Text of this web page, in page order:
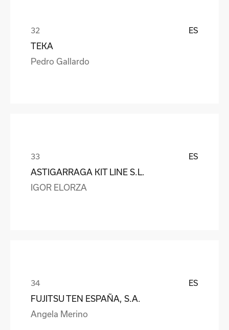
ES
TEKA
Pedro Gallardo
ES
ASTIGARRAGA KIT LINE S.L.
IGOR ELORZA
ES
FUJITSU TEN ESPAÑA, S.A.
Angela Merino